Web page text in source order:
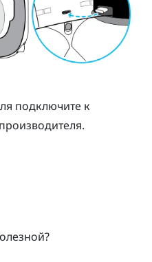
подключите к